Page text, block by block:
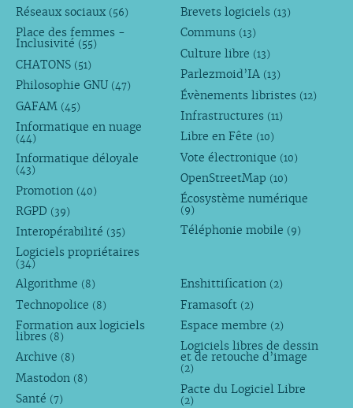
Réseaux sociaux (56)
Place des femmes -
Inclusivité (55)
CHATONS (51)
Philosophie GNU (47)
GAFAM (45)
Informatique en nuage
(44)
Informatique déloyale
(43)
Promotion (40)
RGPD (39)
Interopérabilité (35)
Logiciels propriétaires
(34)
Brevets logiciels (13)
Communs (13)
Culture libre (13)
Parlezmoid’IA (13)
Évènements libristes (12)
Infrastructures (11)
Libre en Fête (10)
Vote électronique (10)
OpenStreetMap (10)
Écosystème numérique
(9)
Téléphonie mobile (9)
Algorithme (8)
Technopolice (8)
Formation aux logiciels
libres (8)
Archive (8)
Mastodon (8)
Santé (7)
Enshittification (2)
Framasoft (2)
Espace membre (2)
Logiciels libres de dessin
et de retouche d’image
(2)
Pacte du Logiciel Libre
(2)